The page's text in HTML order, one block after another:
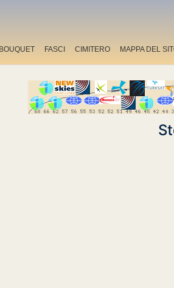
BOUQUET FASCI CIMITERO MAPPA DEL